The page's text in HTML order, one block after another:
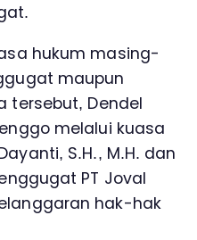
hukum masing-
maupun
tersebut, Dendel
melalui kuasa
S.H., M.H. dan
PT Joval
hak-hak